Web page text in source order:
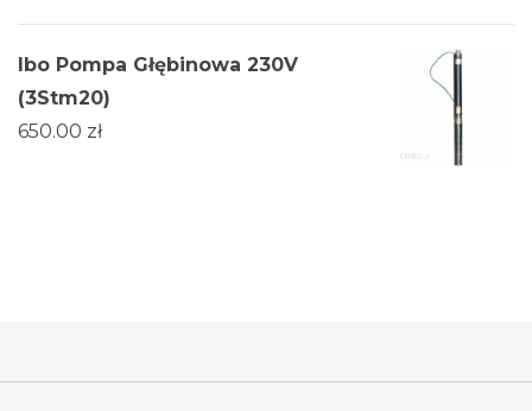
Ibo Pompa Głębinowa 230V
(3Stm20)
650.00 zł